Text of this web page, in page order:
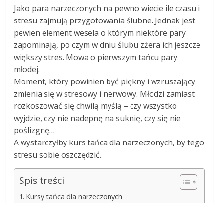
Jako para narzeczonych na pewno wiecie ile czasu i
stresu zajmują przygotowania ślubne. Jednak jest
pewien element wesela o którym niektóre pary
zapominają, po czym w dniu ślubu zżera ich jeszcze
większy stres. Mowa o pierwszym tańcu pary
młodej.
Moment, który powinien być piękny i wzruszający
zmienia się w stresowy i nerwowy. Młodzi zamiast
rozkoszować się chwilą myślą – czy wszystko
wyjdzie, czy nie nadepnę na suknię, czy się nie
poślizgnę…
A wystarczyłby kurs tańca dla narzeczonych, by tego
stresu sobie oszczędzić.
Spis treści
Kursy tańca dla narzeczonych